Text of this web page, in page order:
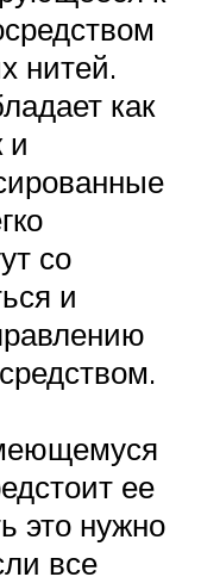
нитей.
как
и
со
и
ее
это нужно
все